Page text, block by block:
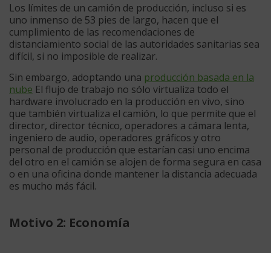
Los límites de un camión de producción, incluso si es
uno inmenso de 53 pies de largo, hacen que el
cumplimiento de las recomendaciones de
distanciamiento social de las autoridades sanitarias sea
difícil, si no imposible de realizar.
Sin embargo, adoptando una producción basada en la
nube El flujo de trabajo no sólo virtualiza todo el
hardware involucrado en la producción en vivo, sino
que también virtualiza el camión, lo que permite que el
director, director técnico, operadores a cámara lenta,
ingeniero de audio, operadores gráficos y otro
personal de producción que estarían casi uno encima
del otro en el camión se alojen de forma segura en casa
o en una oficina donde mantener la distancia adecuada
es mucho más fácil.
Motivo 2: Economía